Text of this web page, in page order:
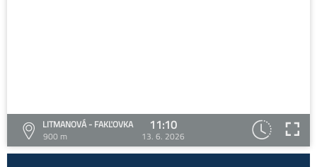
LITMANOVÁ - FAKĽOVKA
900 m
11:10
13. 6. 2026